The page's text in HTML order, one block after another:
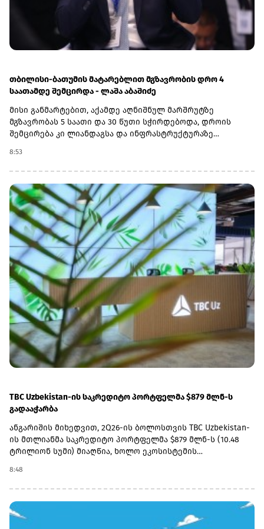
ამ ბმულზე.(R)
თბილისი-ბათუმის მატარებლით მგზავრობის დრო 4
საათამდე შემცირდა - ლაშა აბაშიძე
მისი განმარტებით, აქამდე აღნიშნულ მარშრუტზე
მგზავრობას 5 საათი და 30 წუთი სჭირდებოდა, დროის
შემცირება კი ლიანდაგსა და ინფრასტრუქტურაზე
ბოლო პერიოდის განმავლობაში, ლიანდაგსა და
ინფრასტრუქტურაზე მნიშვნელოვანი კაპიტალური
სამუშაოები ჩავატარეთ, რომელმაც საშუალება მოგვცა,
გარკვეულ მონაკვეთებზე სიჩქარეები გაგვეზარდა,
მოგვეხსნა შეზღუდვები და თბილისიდან ბათუმში
უსაფრთხოდ, 4 საათში ვიმგზავროთ“, - აღნიშნა ლაშა
აბაშიძემ.„საქართველოს რკინიგზის“ ხელმძღვანელის
თქმით, პარალელურად აქტიურად მიმდინარეობს
სადგურების ინფრასტრუქტურის განახლებაც. კომპანიის
მიზანია, სრულად მოაწესრიგოს როგორც მაგისტრალური,
ისე საგარეუბნო სადგურები.„ფაქტობრივად უკვე
მიმდინარეობს 5-7 სადგურის რეაბილიტაცია, წელს კიდევ 5
სადგურის დამატებას ვგეგმავთ, ხოლო მომავალ წელს
სადგურების რეაბილიტაციის პროცესი სრულად უნდა
დავასრულოთ“, - განაცხადა აბაშიძემ.
8:53
TBC Uzbekistan-ის საკრედიტო პორტფელმა $879 მლნ-ს
გადააჭარბა
ანგარიშის მიხედვით, 2Q26-ის ბოლოსთვის TBC Uzbekistan-
ის მთლიანმა საკრედიტო პორტფელმა $879 მლნ-ს (10.48
ტრილიონ სუმი) მიაღწია, ხოლო ეკოსისტემის
საგადახდო ოპერაციების მოცულობა 2Q26-ში წლიურად
45%-ით გაიზარდა და $3.25 მლრდ-ს (38.8 ტრილიონ სუმი)
გადააჭარბა, რაც უზბეკეთის მთლიანი საგადახდო ბაზრის
20%-ზე მეტს შეადგენს.2Q26-ში TBC Uzbekistan-ის წმინდა
8:48